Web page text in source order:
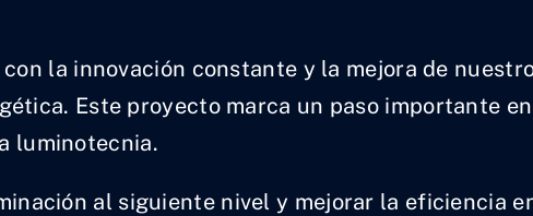
la innovación constante y la mejora de
Este proyecto marca un paso importante
luminotecnia.
al siguiente nivel y mejorar la eficiencia